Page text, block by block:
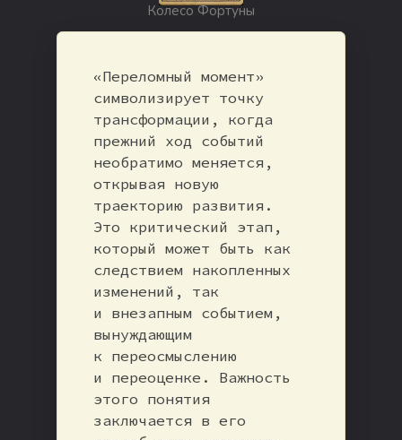
Колесо Фортуны
«Переломный момент»
символизирует точку
трансформации, когда
прежний ход событий
необратимо меняется,
открывая новую
траекторию развития.
Это критический этап,
который может быть как
следствием накопленных
изменений, так
и внезапным событием,
вынуждающим
к переосмыслению
и переоценке. Важность
этого понятия
заключается в его